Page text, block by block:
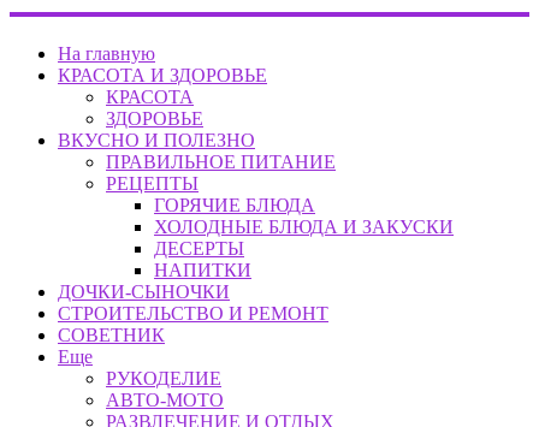
На главную
КРАСОТА И ЗДОРОВЬЕ
КРАСОТА
ЗДОРОВЬЕ
ВКУСНО И ПОЛЕЗНО
ПРАВИЛЬНОЕ ПИТАНИЕ
РЕЦЕПТЫ
ГОРЯЧИЕ БЛЮДА
ХОЛОДНЫЕ БЛЮДА И ЗАКУСКИ
ДЕСЕРТЫ
НАПИТКИ
ДОЧКИ-СЫНОЧКИ
СТРОИТЕЛЬСТВО И РЕМОНТ
СОВЕТНИК
Еще
РУКОДЕЛИЕ
АВТО-МОТО
РАЗВЛЕЧЕНИЕ И ОТДЫХ